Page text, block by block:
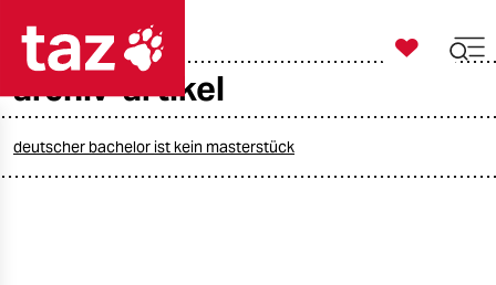
taz zahl ich

taz zahl ich
archiv-artikel
deutscher bachelor ist kein masterstück